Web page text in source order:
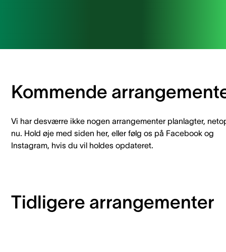
Kommende
Vi har desværre ikke nogen arrangementer planlagter,
nu. Hold øje med siden her, eller følg os på Facebook og
Instagram, hvis du vil holdes opdateret.
Tidligere arrangementer